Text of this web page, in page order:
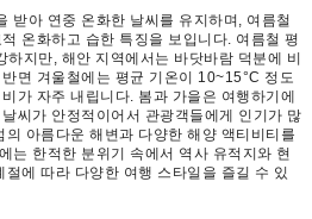
받아 연중 온화한 날씨를 유지하며, 여름철
온화하고 습한 특징을 보입니다. 여름철 평
지만, 해안 지역에서는 바닷바람 덕분에 비
면 겨울철에는 평균 기온이 10~15°C 정도
가 자주 내립니다. 봄과 가을은 여행하기에
씨가 안정적이어서 관광객들에게 인기가 많
아름다운 해변과 다양한 해양 액티비티를
는 한적한 분위기 속에서 역사 유적지와 현
에 따라 다양한 여행 스타일을 즐길 수 있